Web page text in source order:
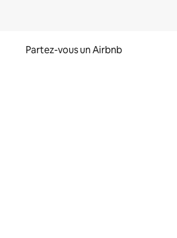
Partez-vous un Airbnb